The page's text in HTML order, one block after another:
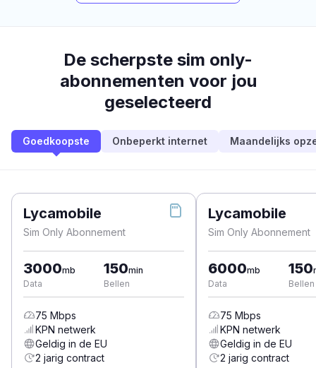
De scherpste sim only-
abonnementen voor jou
geselecteerd
Goedkoopste Onbeperkt internet Maandelijks
Lycamobile
Sim Only Abonnement
3000mb
Data
150min
Bellen
75 Mbps
KPN netwerk
Geldig in de EU
2 jarig contract
Lycamobile
Sim Only Abonnement
6000mb
Data
150
Bellen
75 Mbps
KPN netwerk
Geldig in de EU
2 jarig contract